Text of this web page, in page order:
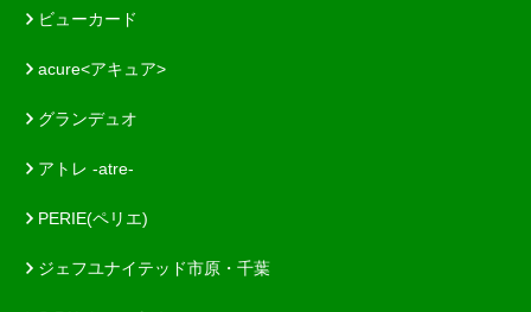
ビューカード
acure<アキュア>
グランデュオ
アトレ -atre-
PERIE(ペリエ)
ジェフユナイテッド市原・千葉